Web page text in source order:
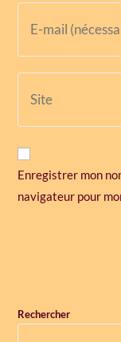
Enregistrer mon
navigateur pour
Rechercher